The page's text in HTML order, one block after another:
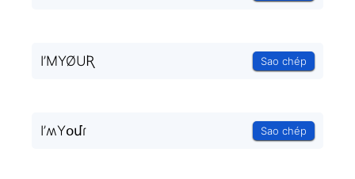
I’MYØUƦ Sao chép
I’ʍYօմɾ Sao chép